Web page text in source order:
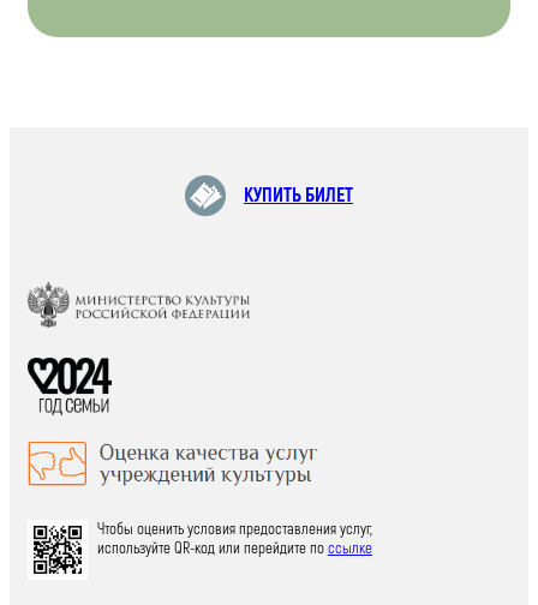
КУПИТЬ БИЛЕТ
Чтобы оценить условия предоставления услуг,
используйте QR-код или перейдите поссылке